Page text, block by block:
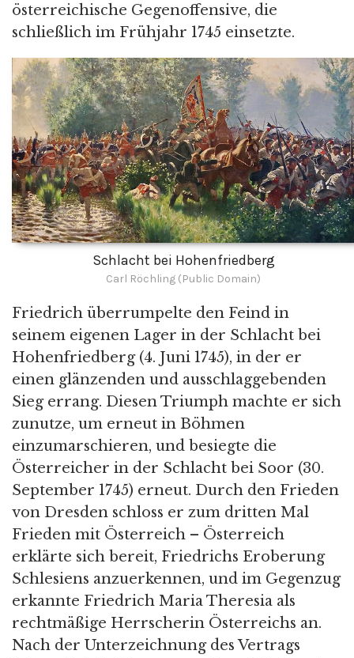
österreichische Gegenoffensive, die
schließlich im Frühjahr 1745 einsetzte.
Schlacht bei Hohenfriedberg
Carl Röchling (Public Domain)
Friedrich überrumpelte den Feind in
seinem eigenen Lager in der Schlacht bei
Hohenfriedberg (4. Juni 1745), in der er
einen glänzenden und ausschlaggebenden
Sieg errang. Diesen Triumph machte er sich
zunutze, um erneut in Böhmen
einzumarschieren, und besiegte die
Österreicher in der Schlacht bei Soor (30.
September 1745) erneut. Durch den Frieden
von Dresden schloss er zum dritten Mal
Frieden mit Österreich – Österreich
erklärte sich bereit, Friedrichs Eroberung
Schlesiens anzuerkennen, und im Gegenzug
erkannte Friedrich Maria Theresia als
rechtmäßige Herrscherin Österreichs an.
Nach der Unterzeichnung des Vertrags